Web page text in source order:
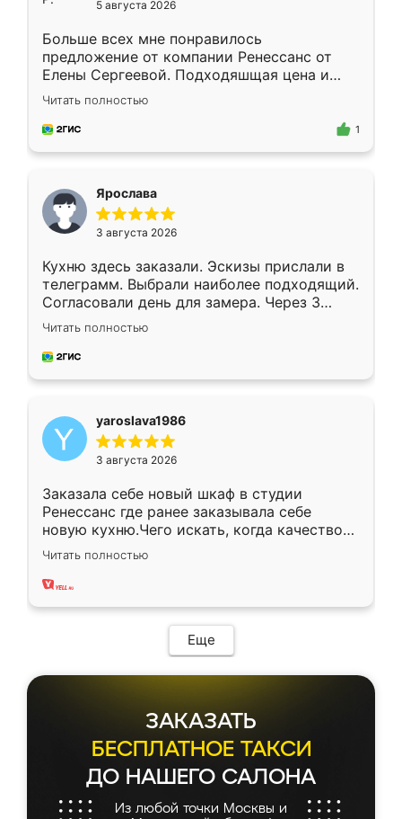
5 августа 2026
Больше всех мне понравилось
предложение от компании Ренессанс от
Елены Сергеевой. Подходяшщая цена и
короткие сроки изготовления. Приехавший
для замера сотрудник Владислав
предложил по моему эскизу самый
Читать полностью
1
Ярослава
3 августа 2026
Кухню здесь заказали. Эскизы прислали в
телеграмм. Выбрали наиболее подходящий.
Согласовали день для замера. Через 3
недели кухня была уже готова. Остались
довольны работой. Спасибо Ренессанс
мебель за качественную работу!
Читать полностью
yaroslava1986
3 августа 2026
Заказала себе новый шкаф в студии
Ренессанс где ранее заказывала себе
новую кухню.Чего искать, когда качеством
вполне довольна. Служит кухня уже почти
два года, нареканий нет.
Читать полностью
Еще
ЗАКАЗАТЬ
БЕСПЛАТНОЕ ТАКСИ
ДО НАШЕГО САЛОНА
Из любой точки Москвы и